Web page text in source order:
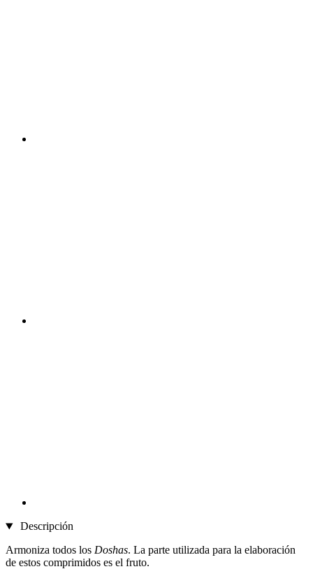
Descripción
Armoniza todos los Doshas. La parte utilizada para la elaboración
de estos comprimidos es el fruto.